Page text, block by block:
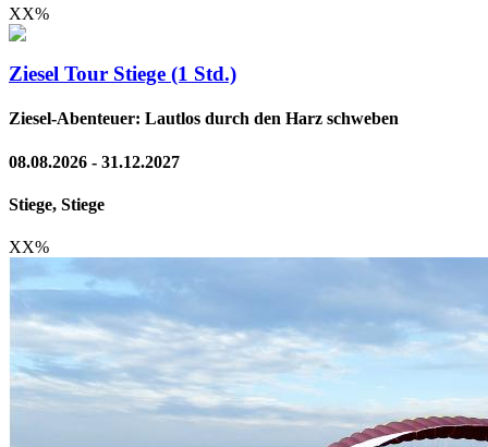
XX%
Ziesel Tour Stiege (1 Std.)
Ziesel-Abenteuer: Lautlos durch den Harz schweben
08.08.2026 - 31.12.2027
Stiege, Stiege
XX%